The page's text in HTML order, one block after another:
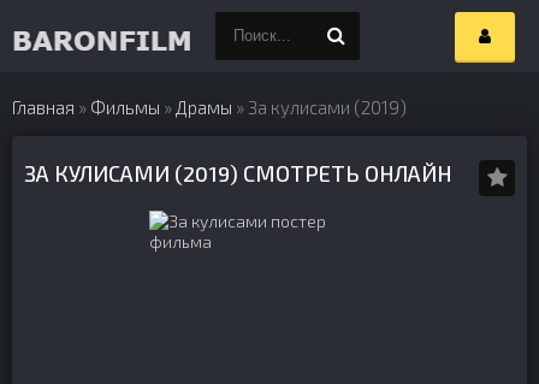
Главная » Фильмы » Драмы » За кулисами (2019)
ЗА КУЛИСАМИ (2019) СМОТРЕТЬ ОНЛАЙН